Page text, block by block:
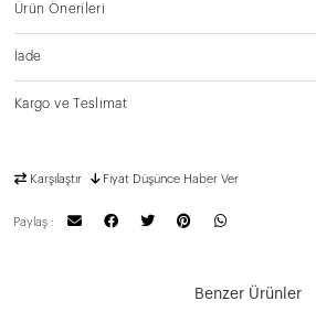
Ürün Önerileri
İade
Kargo ve Teslimat
Karşılaştır Fiyat Düşünce Haber Ver
Paylaş :
Benzer Ürünler